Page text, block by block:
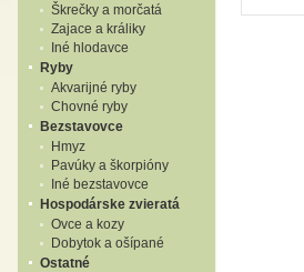
Škrečky a morčatá
Zajace a králiky
Iné hlodavce
Ryby
Akvarijné ryby
Chovné ryby
Bezstavovce
Hmyz
Pavúky a škorpióny
Iné bezstavovce
Hospodárske zvieratá
Ovce a kozy
Dobytok a ošípané
Ostatné